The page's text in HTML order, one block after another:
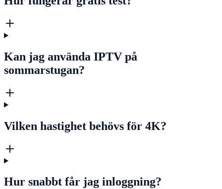
Kan jag använda IPTV på
sommarstugan?
Vilken hastighet behövs för 4K?
Hur snabbt får jag inloggning?